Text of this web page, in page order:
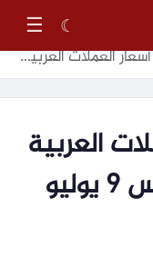
☾
☰
والأجنبية اليوم الخميس 9 يوليو 2026
العربية
والأجنبية اليوم الخميس 9 يوليو